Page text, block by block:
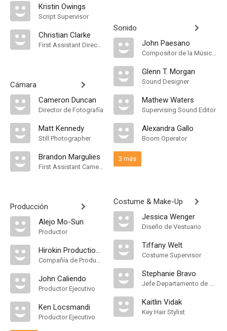
Kristin Owings
Script Supervisor
Christian Clarke
First Assistant Director
Cámara
Cameron Duncan
Director de Fotografía
Matt Kennedy
Still Photographer
Brandon Margulies
First Assistant Camera
Producción
Alejo Mo-Sun
Productor
Hirokin Productions
Compañía de Produccion
John Caliendo
Productor Ejecutivo
Ken Locsmandi
Productor Ejecutivo
Sonido
John Paesano
Compositor de la Música Original
Glenn T. Morgan
Sound Designer
Mathew Waters
Supervising Sound Editor
Alexandra Gallo
Boom Operator
3 más
Costume & Make-Up
Jessica Wenger
Diseño de Vestuario
Tiffany Welt
Costume Supervisor
Stephanie Bravo
Jefe Departamento de Maquillaje
Kaitlin Vidak
Key Hair Stylist